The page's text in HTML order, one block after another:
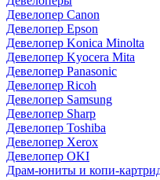
Девелопер Canon
Девелопер Epson
Девелопер Konica Minolta
Девелопер Kyocera Mita
Девелопер Panasonic
Девелопер Ricoh
Девелопер Samsung
Девелопер Sharp
Девелопер Toshiba
Девелопер Xerox
Девелопер OKI
Драм-юниты и копи-